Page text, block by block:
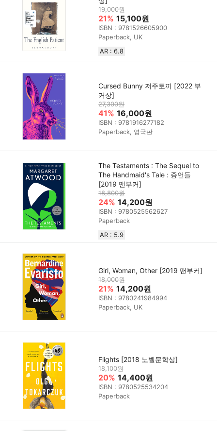
19,000원
21% 15,100원
ISBN : 9781526605900
Paperback, UK
AR : 6.8
Cursed Bunny 저주토끼 [2022 부
커상]
27,300원
41% 16,000원
ISBN : 9781916277182
Paperback, 영국판
The Testaments : The Sequel to
The Handmaid's Tale : 증언들
[2019 맨부커]
18,800원
24% 14,200원
ISBN : 9780525562627
Paperback
AR : 5.9
Girl, Woman, Other [2019 맨부커]
18,000원
21% 14,200원
ISBN : 9780241984994
Paperback, UK
Flights [2018 노벨문학상]
18,100원
20% 14,400원
ISBN : 9780525534204
Paperback